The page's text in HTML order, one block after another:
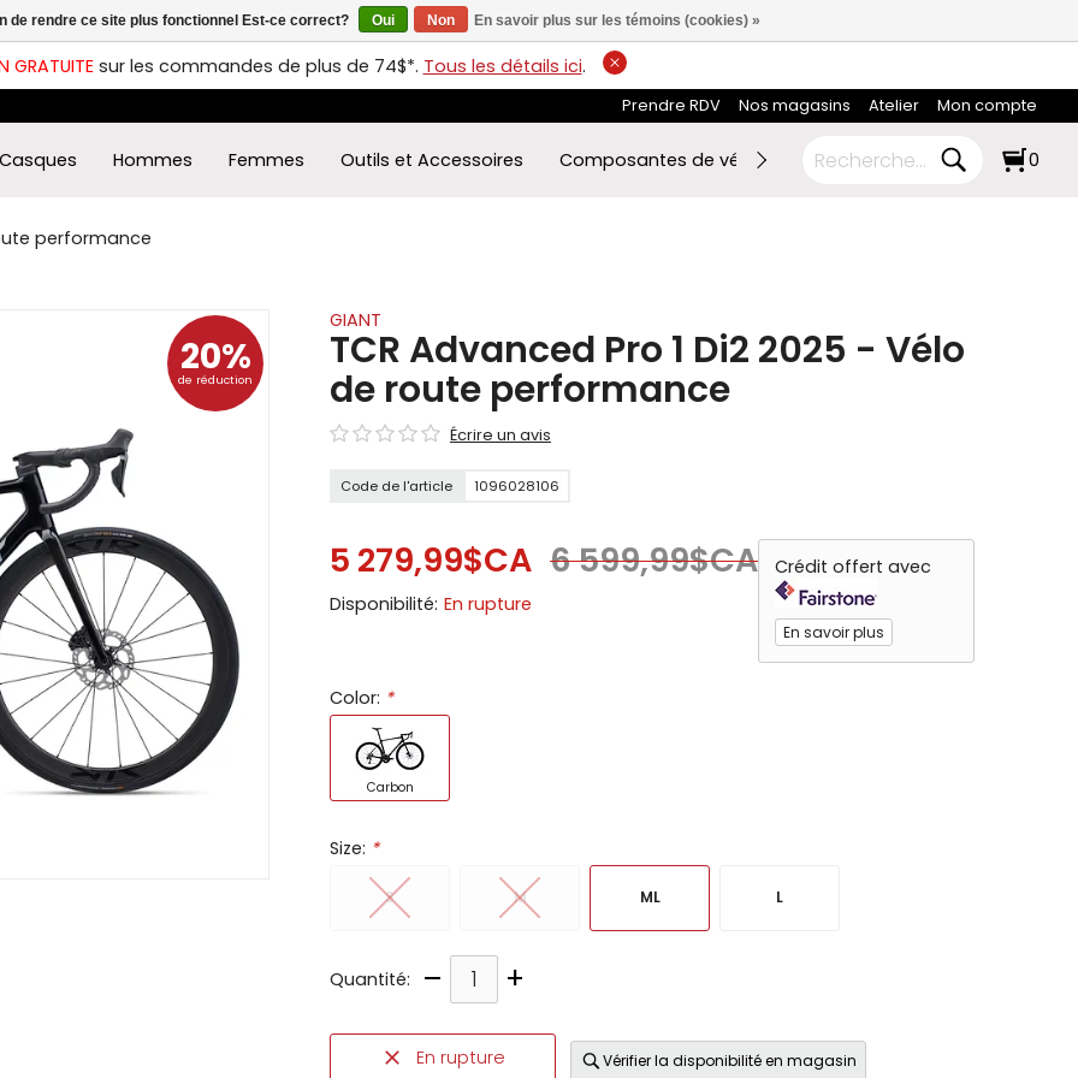
GRATUITEsur les commandes de plus de 74$*. Tous les détails ici.
Prendre RDV Nos magasins Atelier Mon compte
Casques Hommes Femmes Outils et Accessoires Composantes de vélo Ski de fond RABAIS FIN DE
0
performance
20%
de réduction
GIANT
TCR Advanced Pro 1 Di2 2025 - Vélo
de route performance
Écrire un avis
Code de l'article 1096028106
5 279,99$CA 6 599,99$CA
Disponibilité: En rupture
Crédit offert avec
En savoir plus
Color: *
Carbon
Size: *
S M ML L
Quantité: – +
En rupture Vérifier la disponibilité en magasin
de rendre ce site plus fonctionnel Est-ce correct? Oui Non En savoir plus sur les témoins (cookies) »